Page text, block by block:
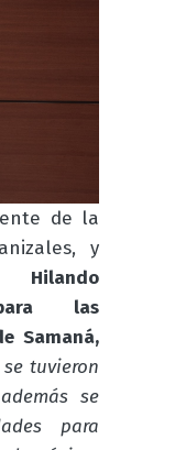
de la
y
Hilando
las
Samaná,
tuvieron
se
para